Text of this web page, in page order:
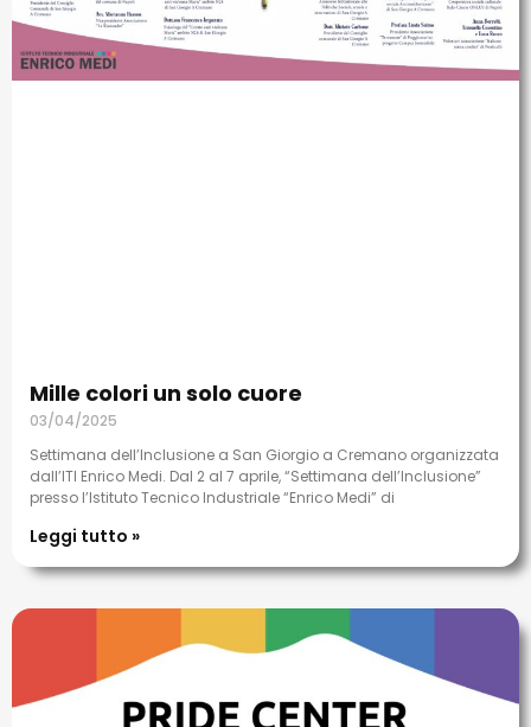
Mille colori un solo cuore
03/04/2025
Settimana dell’Inclusione a San Giorgio a Cremano organizzata
dall’ITI Enrico Medi. Dal 2 al 7 aprile, “Settimana dell’Inclusione”
presso l’Istituto Tecnico Industriale “Enrico Medi” di
Leggi tutto »